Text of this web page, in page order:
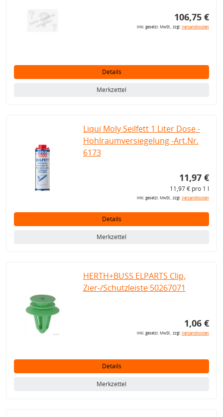
106,75 €
inkl. gesetzl. MwSt., zzgl.Versandkosten
Details
Merkzettel
Liqui Moly Seilfett 1 Liter Dose -
Hohlraumversiegelung -Art.Nr.
6173
11,97 €
11,97 € pro 1 l
inkl. gesetzl. MwSt., zzgl.Versandkosten
Details
Merkzettel
HERTH+BUSS ELPARTS Clip,
Zier-/Schutzleiste 50267071
1,06 €
inkl. gesetzl. MwSt., zzgl.Versandkosten
Details
Merkzettel